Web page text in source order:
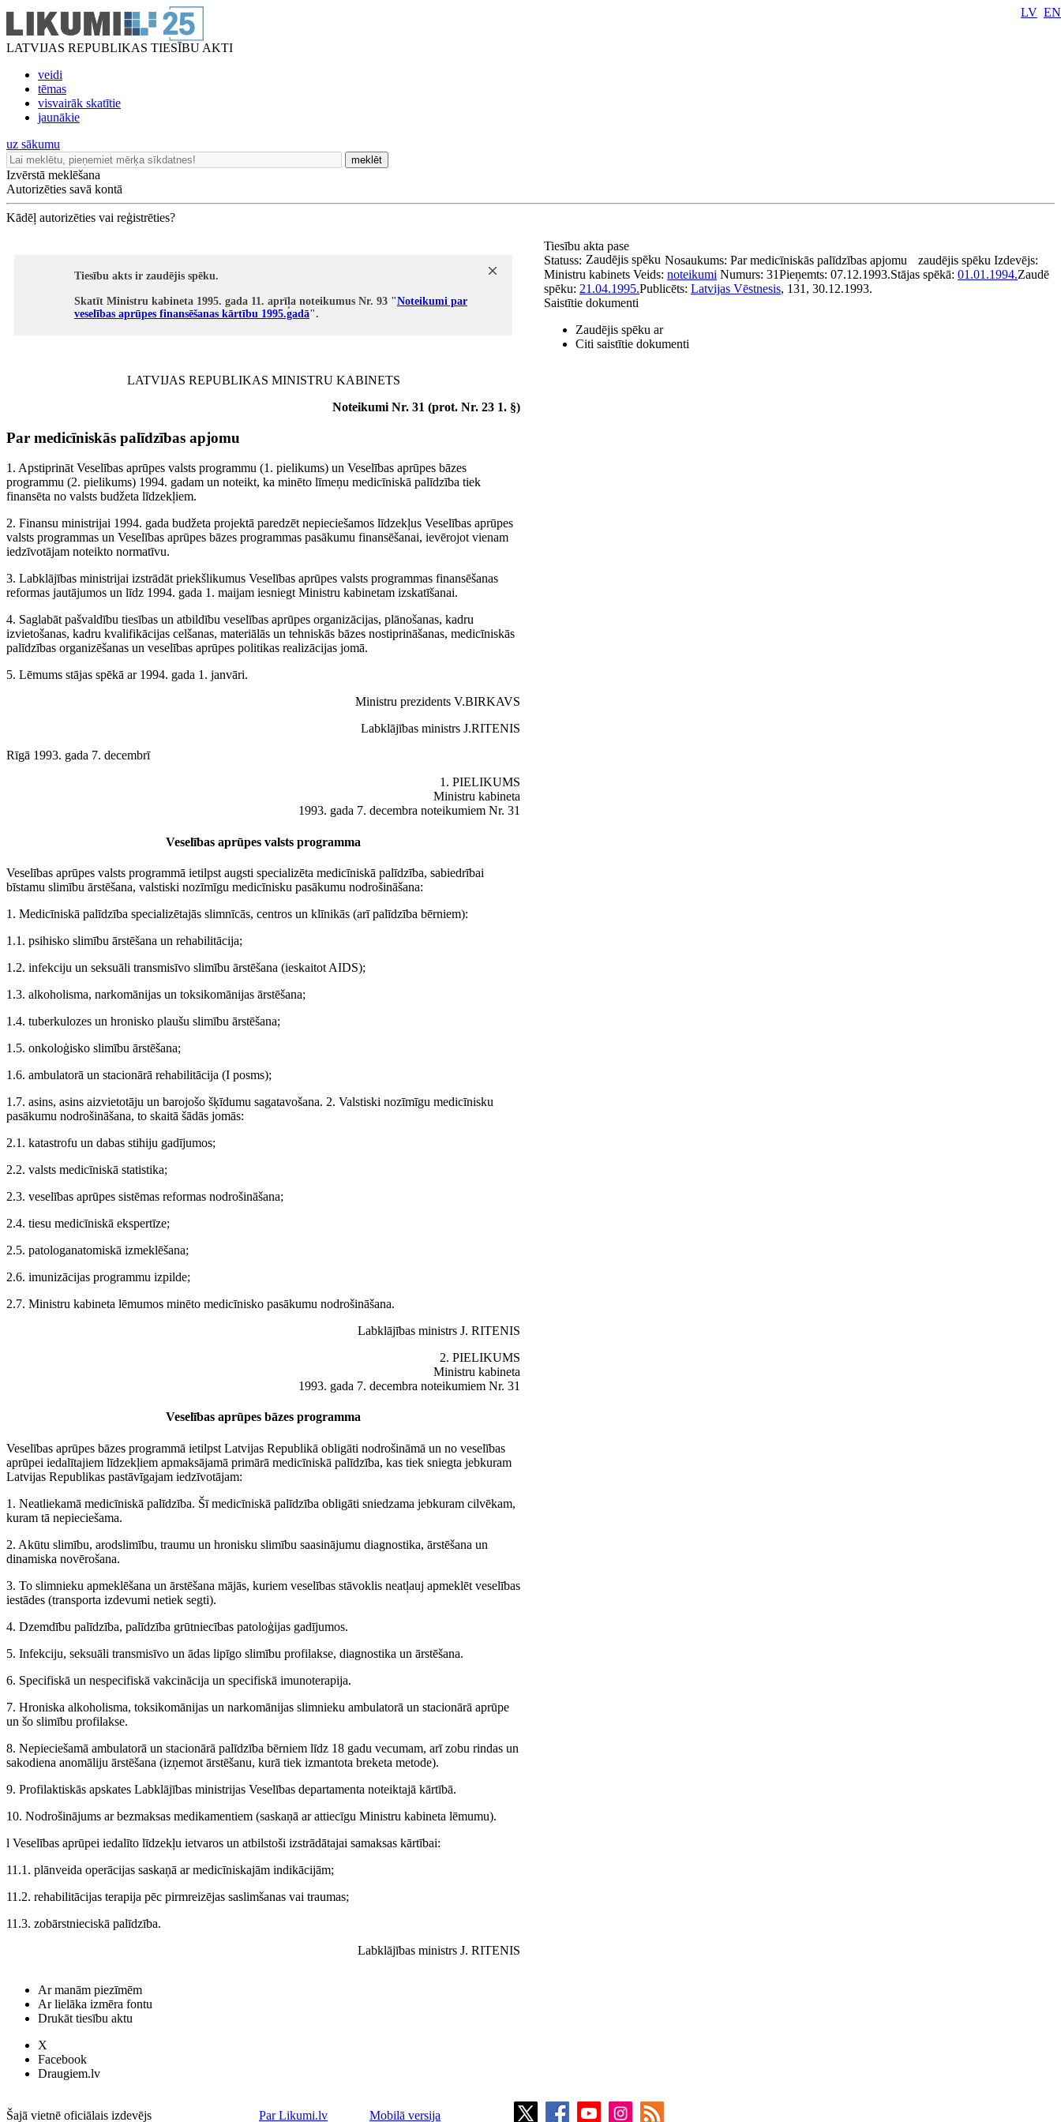
LATVIJAS REPUBLIKAS TIESĪBU AKTI
veidi
tēmas
visvairāk skatītie
jaunākie
LV EN
uz sākumu
meklēt
Izvērstā meklēšana
Autorizēties savā kontā
Kādēļ autorizēties vai reģistrēties?
Tiesību akts ir zaudējis spēku.
Skatīt Ministru kabineta 1995. gada 11. aprīļa noteikumus Nr. 93 "Noteikumi par
veselības aprūpes finansēšanas kārtību 1995.gadā".
LATVIJAS REPUBLIKAS MINISTRU KABINETS
Noteikumi Nr. 31 (prot. Nr. 23 1. §)
Par medicīniskās palīdzības apjomu
1. Apstiprināt Veselības aprūpes valsts programmu (1. pielikums) un Veselības aprūpes bāzes
programmu (2. pielikums) 1994. gadam un noteikt, ka minēto līmeņu medicīniskā palīdzība tiek
finansēta no valsts budžeta līdzekļiem.
2. Finansu ministrijai 1994. gada budžeta projektā paredzēt nepieciešamos līdzekļus Veselības aprūpes
valsts programmas un Veselības aprūpes bāzes programmas pasākumu finansēšanai, ievērojot vienam
iedzīvotājam noteikto normatīvu.
3. Labklājības ministrijai izstrādāt priekšlikumus Veselības aprūpes valsts programmas finansēšanas
reformas jautājumos un līdz 1994. gada 1. maijam iesniegt Ministru kabinetam izskatīšanai.
4. Saglabāt pašvaldību tiesības un atbildību veselības aprūpes organizācijas, plānošanas, kadru
izvietošanas, kadru kvalifikācijas celšanas, materiālās un tehniskās bāzes nostiprināšanas, medicīniskās
palīdzības organizēšanas un veselības aprūpes politikas realizācijas jomā.
5. Lēmums stājas spēkā ar 1994. gada 1. janvāri.
Ministru prezidents V.BIRKAVS
Labklājības ministrs J.RITENIS
Rīgā 1993. gada 7. decembrī
1. PIELIKUMS
Ministru kabineta
1993. gada 7. decembra noteikumiem Nr. 31
Veselības aprūpes valsts programma
Veselības aprūpes valsts programmā ietilpst augsti specializēta medicīniskā palīdzība, sabiedrībai
bīstamu slimību ārstēšana, valstiski nozīmīgu medicīnisku pasākumu nodrošināšana:
1. Medicīniskā palīdzība specializētajās slimnīcās, centros un klīnikās (arī palīdzība bērniem):
1.1. psihisko slimību ārstēšana un rehabilitācija;
1.2. infekciju un seksuāli transmisīvo slimību ārstēšana (ieskaitot AIDS);
1.3. alkoholisma, narkomānijas un toksikomānijas ārstēšana;
1.4. tuberkulozes un hronisko plaušu slimību ārstēšana;
1.5. onkoloģisko slimību ārstēšana;
1.6. ambulatorā un stacionārā rehabilitācija (I posms);
1.7. asins, asins aizvietotāju un barojošo šķīdumu sagatavošana. 2. Valstiski nozīmīgu medicīnisku
pasākumu nodrošināšana, to skaitā šādās jomās:
2.1. katastrofu un dabas stihiju gadījumos;
2.2. valsts medicīniskā statistika;
2.3. veselības aprūpes sistēmas reformas nodrošināšana;
2.4. tiesu medicīniskā ekspertīze;
2.5. patologanatomiskā izmeklēšana;
2.6. imunizācijas programmu izpilde;
2.7. Ministru kabineta lēmumos minēto medicīnisko pasākumu nodrošināšana.
Labklājības ministrs J. RITENIS
2. PIELIKUMS
Ministru kabineta
1993. gada 7. decembra noteikumiem Nr. 31
Veselības aprūpes bāzes programma
Veselības aprūpes bāzes programmā ietilpst Latvijas Republikā obligāti nodrošināmā un no veselības
aprūpei iedalītajiem līdzekļiem apmaksājamā primārā medicīniskā palīdzība, kas tiek sniegta jebkuram
Latvijas Republikas pastāvīgajam iedzīvotājam:
1. Neatliekamā medicīniskā palīdzība. Šī medicīniskā palīdzība obligāti sniedzama jebkuram cilvēkam,
kuram tā nepieciešama.
2. Akūtu slimību, arodslimību, traumu un hronisku slimību saasinājumu diagnostika, ārstēšana un
dinamiska novērošana.
3. To slimnieku apmeklēšana un ārstēšana mājās, kuriem veselības stāvoklis neatļauj apmeklēt veselības
iestādes (transporta izdevumi netiek segti).
4. Dzemdību palīdzība, palīdzība grūtniecības patoloģijas gadījumos.
5. Infekciju, seksuāli transmisīvo un ādas lipīgo slimību profilakse, diagnostika un ārstēšana.
6. Specifiskā un nespecifiskā vakcinācija un specifiskā imunoterapija.
7. Hroniska alkoholisma, toksikomānijas un narkomānijas slimnieku ambulatorā un stacionārā aprūpe
un šo slimību profilakse.
8. Nepieciešamā ambulatorā un stacionārā palīdzība bērniem līdz 18 gadu vecumam, arī zobu rindas un
sakodiena anomāliju ārstēšana (izņemot ārstēšanu, kurā tiek izmantota breketa metode).
9. Profilaktiskās apskates Labklājības ministrijas Veselības departamenta noteiktajā kārtībā.
10. Nodrošinājums ar bezmaksas medikamentiem (saskaņā ar attiecīgu Ministru kabineta lēmumu).
l Veselības aprūpei iedalīto līdzekļu ietvaros un atbilstoši izstrādātajai samaksas kārtībai:
11.1. plānveida operācijas saskaņā ar medicīniskajām indikācijām;
11.2. rehabilitācijas terapija pēc pirmreizējas saslimšanas vai traumas;
11.3. zobārstnieciskā palīdzība.
Labklājības ministrs J. RITENIS
Tiesību akta pase
Nosaukums: Par medicīniskās palīdzības apjomu
Statuss: Zaudējis spēku zaudējis spēku Izdevējs:
Ministru kabinets Veids: noteikumi Numurs: 31Pieņemts: 07.12.1993.Stājas spēkā: 01.01.1994.Zaudē
spēku: 21.04.1995.Publicēts: Latvijas Vēstnesis, 131, 30.12.1993.
Saistītie dokumenti
Zaudējis spēku ar
Citi saistītie dokumenti
Ar manām piezīmēm
Ar lielāka izmēra fontu
Drukāt tiesību aktu
X
Facebook
Draugiem.lv
Šajā vietnē oficiālais izdevējs Par Likumi.lv Mobilā versija